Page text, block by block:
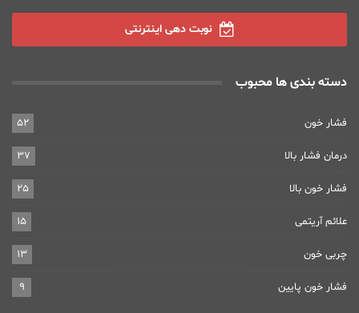
نوبت دهی اینترنتی
دسته بندی ها محبوب
فشار خون 52
درمان فشار بالا 37
فشار خون بالا 25
علائم آریتمی 15
چربی خون 13
فشار خون پایین 9